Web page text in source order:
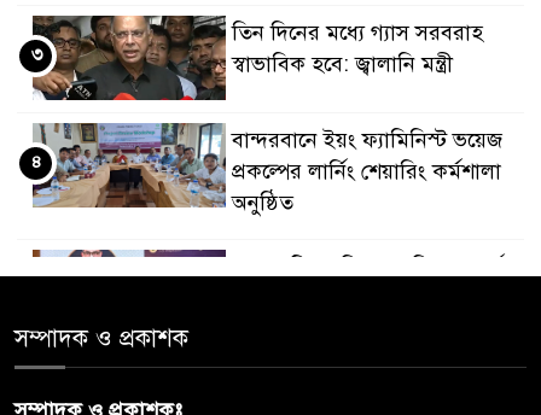
তিন দিনের মধ্যে গ্যাস সরবরাহ
স্বাভাবিক হবে: জ্বালানি মন্ত্রী
৩
বান্দরবানে ইয়ং ফ্যামিনিস্ট ভয়েজ
প্রকল্পের লার্নিং শেয়ারিং কর্মশালা
অনুষ্ঠিত
৪
সম্পাদক ও প্রকাশক